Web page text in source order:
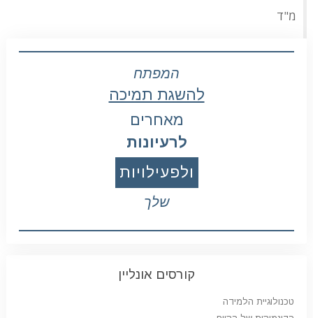
מ"ד
המפתח
להשגת תמיכה
מאחרים
לרעיונות
ולפעילויות
שלך
קורסים אונליין
טכנולוגיית הלמידה